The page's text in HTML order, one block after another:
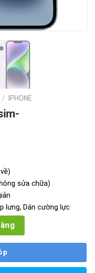
/ IPHONE
sửa chữa)
lưng, Dán cường lực
like new số lượng